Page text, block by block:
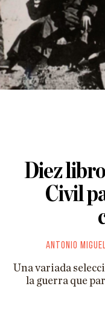
Diez
Civil
Antonio
Una variada
la guerra que